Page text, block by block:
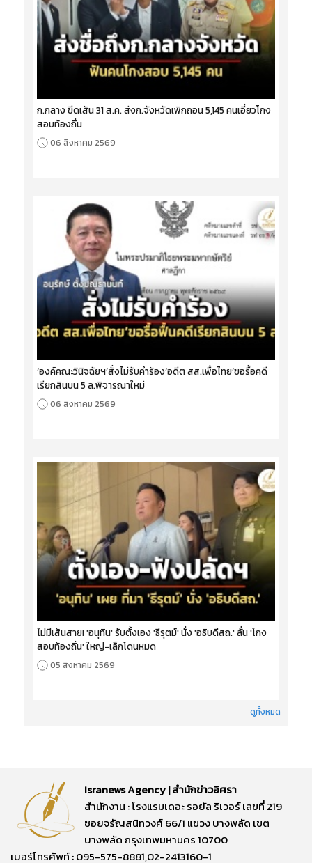
ก.กลาง ขีดเส้น 31 ส.ค. ส่งก.จังหวัดเพิกถอน 5,145 คนเอี่ยวโกง
สอบท้องถิ่น
06 สิงหาคม 2569
‘องค์คณะวินิจฉัยฯ’สั่งไม่รับคำร้อง‘อดีต สส.เพื่อไทย’ขอรื้อคดี
เรียกสินบน 5 ล.พิจารณาใหม่
06 สิงหาคม 2569
ไม่มีเส้นสาย! 'อนุทิน' รับตั้งเอง 'ธีรุตม์' นั่ง 'อธิบดีสถ.' ลั่น 'โกง
สอบท้องถิ่น' ใหญ่-เล็กโดนหมด
05 สิงหาคม 2569
ดูทั้งหมด
Isranews Agency | สำนักข่าวอิศรา
สำนักงาน : โรงแรมเดอะ รอยัล ริเวอร์ เลขที่ 219
ซอยจรัญสนิทวงศ์ 66/1 แขวง บางพลัด เขต
บางพลัด กรุงเทพมหานคร 10700
เบอร์โทรศัพท์ : 095-575-8881,02-2413160-1